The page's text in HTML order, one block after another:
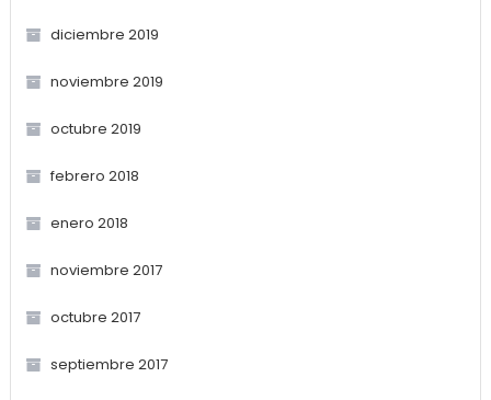
diciembre 2019
noviembre 2019
octubre 2019
febrero 2018
enero 2018
noviembre 2017
octubre 2017
septiembre 2017